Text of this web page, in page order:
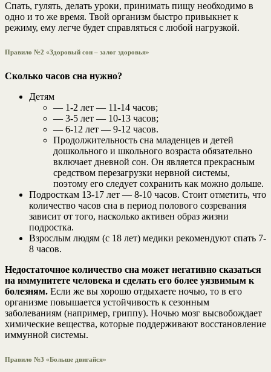
Спать, гулять, делать уроки, принимать пищу необходимо в
одно и то же время. Твой организм быстро привыкнет к
режиму, ему легче будет справляться с любой нагрузкой.
Правило №2 «Здоровый сон – залог здоровья»
Сколько часов сна нужно?
Детям
— 1-2 лет — 11-14 часов;
— 3-5 лет — 10-13 часов;
— 6-12 лет — 9-12 часов.
Продолжительность сна младенцев и детей
дошкольного и школьного возраста обязательно
включает дневной сон. Он является прекрасным
средством перезагрузки нервной системы,
поэтому его следует сохранить как можно дольше.
Подросткам 13-17 лет — 8-10 часов. Стоит отметить, что
количество часов сна в период полового созревания
зависит от того, насколько активен образ жизни
подростка.
Взрослым людям (с 18 лет) медики рекомендуют спать 7-
8 часов.
Недостаточное количество сна может негативно сказаться
на иммунитете человека и сделать его более уязвимым к
болезням. Если же вы хорошо отдыхаете ночью, то в его
организме повышается устойчивость к сезонным
заболеваниям (например, гриппу). Ночью мозг высвобождает
химические вещества, которые поддерживают восстановление
иммунной системы.
Правило №3 «Больше двигайся»